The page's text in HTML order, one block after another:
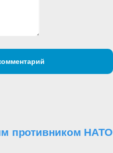
противником НАТО